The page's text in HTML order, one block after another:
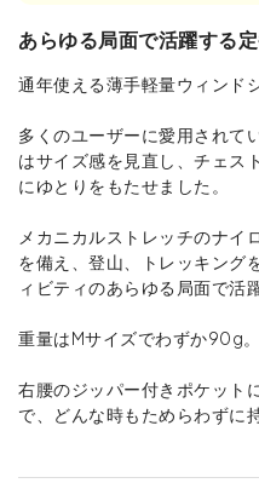
あらゆる局面で活躍する
通年使える薄手軽量ウィンド
多くのユーザーに愛用されて
はサイズ感を見直し、チェス
にゆとりをもたせました。
メカニカルストレッチのナイ
を備え、登山、トレッキング
ィビティのあらゆる局面で活
重量はMサイズでわずか90g。
右腰のジッパー付きポケット
で、どんな時もためらわずに